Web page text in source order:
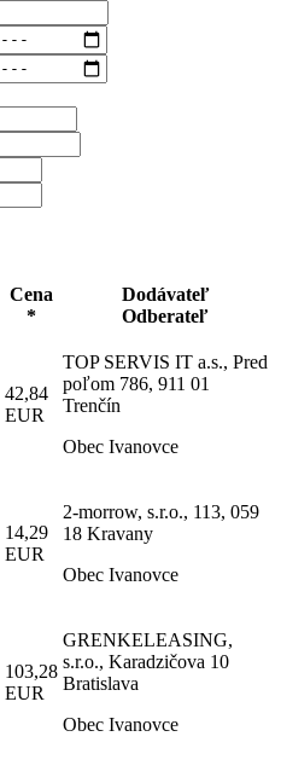
Cena
*
Dodávateľ
Odberateľ
42,84
EUR
TOP SERVIS IT a.s., Pred
poľom 786, 911 01
Trenčín
Obec Ivanovce
14,29
EUR
2-morrow, s.r.o., 113, 059
18 Kravany
Obec Ivanovce
103,28
EUR
GRENKELEASING,
s.r.o., Karadzičova 10
Bratislava
Obec Ivanovce